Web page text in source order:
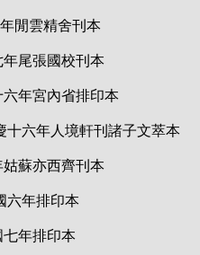
閒雲精舍刊本
尾張國校刊本
年宮內省排印本
六年人境軒刊諸子文萃本
蘇亦西齊刊本
六年排印本
年排印本